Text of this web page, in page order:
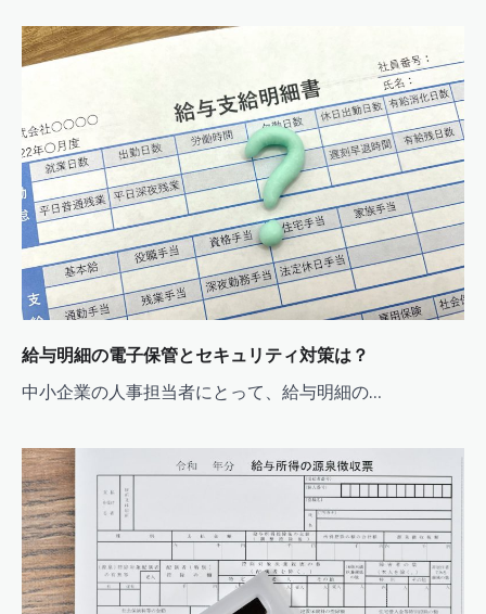
給与明細の電子保管とセキュリティ対策は？
中小企業の人事担当者にとって、給与明細の…